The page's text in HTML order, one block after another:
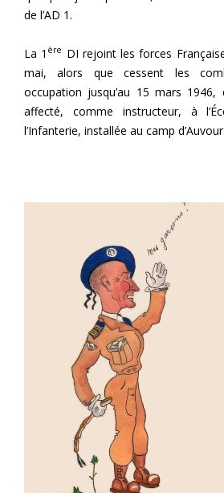
de l’AD 1.
La 1 ère DI rejoint les forces
mai, alors que cessent les
occupation jusqu’au 15 mars
affecté, comme instructeur, à
l’Infanterie, installée au camp